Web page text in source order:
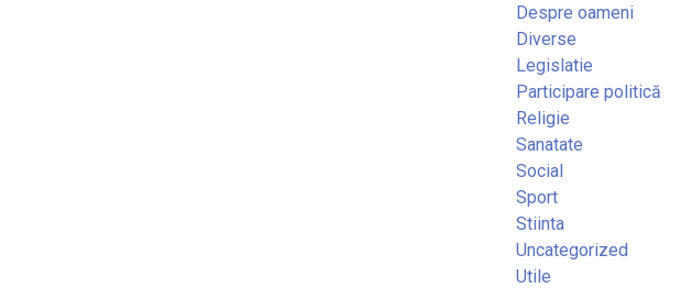
Despre oameni
Diverse
Legislatie
Participare politică
Religie
Sanatate
Social
Sport
Stiinta
Uncategorized
Utile